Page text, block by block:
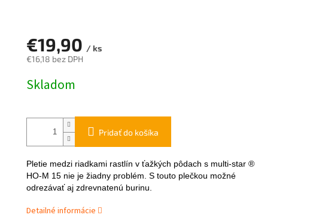
€19,90 / ks
€16,18 bez DPH
cena:
Skladom
Pridať do košíka
Pletie medzi riadkami rastlín v ťažkých pôdach s multi-star ®
HO-M 15 nie je žiadny problém. S touto plečkou možné
odrezávať aj zdrevnatenú burinu.
Detailné informácie